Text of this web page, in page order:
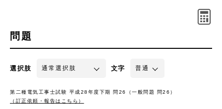
問題
選択肢 文字
第二種電気工事士試験 平成28年度下期 問26（一般問題 問26）
（訂正依頼・報告はこちら）